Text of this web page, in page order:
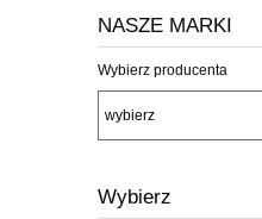
NASZE MARKI
Wybierz producenta
Wybierz